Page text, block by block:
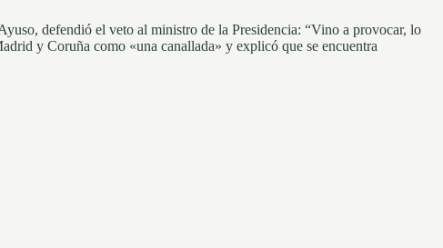
defendió el veto al ministro de la Presidencia: “Vino a provocar, lo
y Coruña como «una canallada» y explicó que se encuentra